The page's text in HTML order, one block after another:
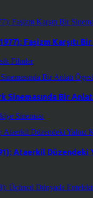
Faşizm Karşıtı Bir
Filmler
Sinemasında Bir
Sineması
Ataerkil Düzendeki